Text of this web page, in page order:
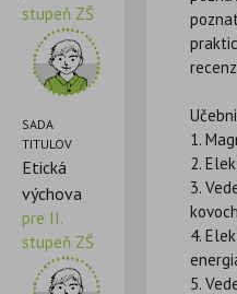
stupeň ZŠ
SADA
TITULOV
Etická
výchova
pre II.
stupeň ZŠ
1.
2.
3.
kovoch
4.
5.